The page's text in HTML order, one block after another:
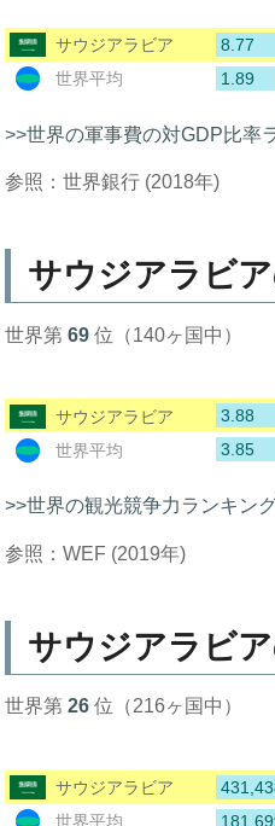
サウジアラビア
8.77
世界平均
1.89
>>世界の軍事費の対GDP比率
参照：世界銀行 (2018年)
サウジアラビ
世界第69 位（140ヶ国中）
サウジアラビア
3.88
世界平均
3.85
>>世界の観光競争力ランキン
参照：WEF (2019年)
サウジアラビ
世界第26 位（216ヶ国中）
サウジアラビア
世界平均